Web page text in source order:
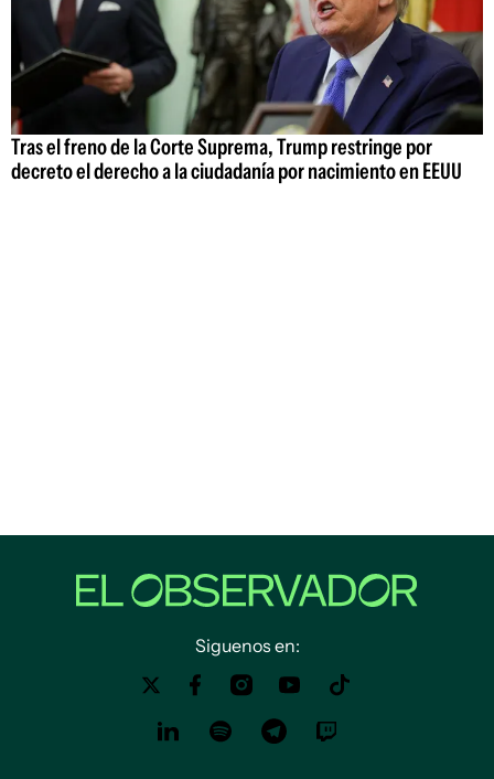
Tras el freno de la Corte Suprema, Trump restringe por
decreto el derecho a la ciudadanía por nacimiento en EEUU
Siguenos en: